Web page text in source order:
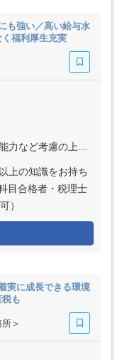
も強い／高い給与水
福利厚生充実
たします ※残業代は全額支給
上の知識をお持ち
目合格者・税理士
）
実に成長できる環境
も
＞